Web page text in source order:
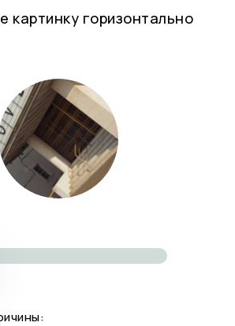
картинку горизонтально